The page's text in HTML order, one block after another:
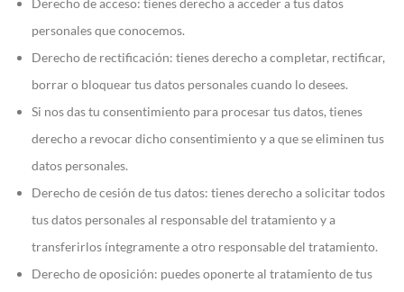
Derecho de acceso: tienes derecho a acceder a tus datos
personales que conocemos.
Derecho de rectificación: tienes derecho a completar, rectificar,
borrar o bloquear tus datos personales cuando lo desees.
Si nos das tu consentimiento para procesar tus datos, tienes
derecho a revocar dicho consentimiento y a que se eliminen tus
datos personales.
Derecho de cesión de tus datos: tienes derecho a solicitar todos
tus datos personales al responsable del tratamiento y a
transferirlos íntegramente a otro responsable del tratamiento.
Derecho de oposición: puedes oponerte al tratamiento de tus